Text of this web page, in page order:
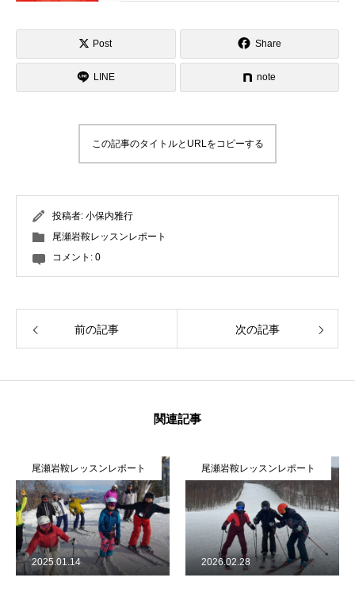
て、自分のコブスタイルを見つけませ
んか？ゲレンデで見かけたらお気軽に
Post Share
LINE note
この記事のタイトルとURLをコピーする
投稿者: 小保内雅行
尾瀬岩鞍レッスンレポート
コメント: 0
前の記事 次の記事
関連記事
尾瀬岩鞍レッスンレポート
2025.01.14
尾瀬岩鞍レッスンレポート
2026.02.28